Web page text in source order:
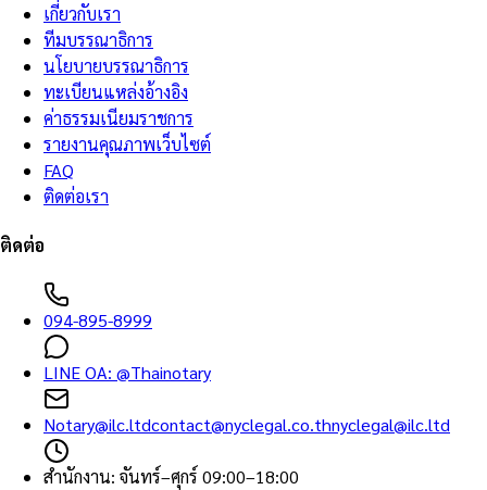
เกี่ยวกับเรา
ทีมบรรณาธิการ
นโยบายบรรณาธิการ
ทะเบียนแหล่งอ้างอิง
ค่าธรรมเนียมราชการ
รายงานคุณภาพเว็บไซต์
FAQ
ติดต่อเรา
ติดต่อ
094-895-8999
LINE OA: @Thainotary
Notary@ilc.ltdcontact@nyclegal.co.thnyclegal@ilc.ltd
สำนักงาน: จันทร์–ศุกร์ 09:00–18:00